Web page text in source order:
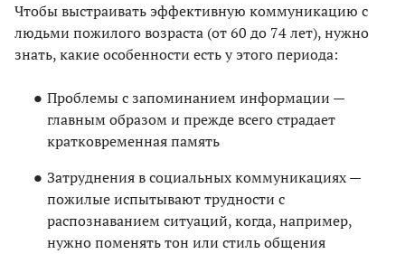
Чтобы выстраивать эффективную коммуникацию с
людьми пожилого возраста (от 60 до 74 лет), нужно
знать, какие особенности есть у этого периода:
Проблемы с запоминанием информации —
главным образом и прежде всего страдает
кратковременная память
Затруднения в социальных коммуникациях —
пожилые испытывают трудности с
распознаванием ситуаций, когда, например,
нужно поменять тон или стиль общения